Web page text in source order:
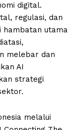
digital.
regulasi, dan
hambatan utama
melebar dan
AI
strategi
melalui